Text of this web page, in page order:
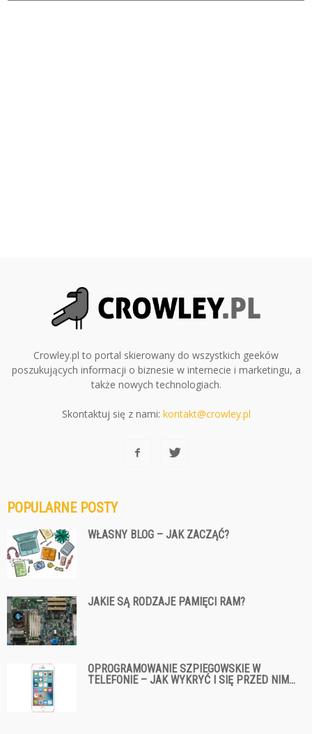
Crowley.pl to portal skierowany do wszystkich geeków
poszukujących informacji o biznesie w internecie i marketingu, a
także nowych technologiach.
Skontaktuj się z nami: kontakt@crowley.pl
POPULARNE POSTY
WŁASNY BLOG – JAK ZACZĄĆ?
JAKIE SĄ RODZAJE PAMIĘCI RAM?
OPROGRAMOWANIE SZPIEGOWSKIE W
TELEFONIE – JAK WYKRYĆ I SIĘ PRZED NIM...